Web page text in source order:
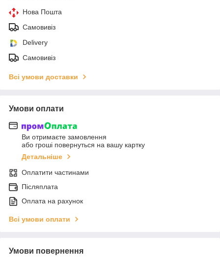
Нова Пошта
Самовивіз
Delivery
Самовивіз
Всі умови доставки
Умови оплати
Ви отримаєте замовлення
або гроші повернуться на вашу картку
Детальніше
Оплатити частинами
Післяплата
Оплата на рахунок
Всі умови оплати
Умови повернення